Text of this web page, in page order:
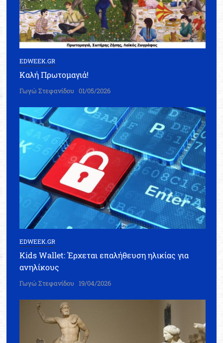
EDWEEK.GR
Καλή Πρωτομαγιά!
Γωγώ Στεφανίδου 01/05/2026
EDWEEK.GR
Kids Wallet: Έρχεται επαλήθευση ηλικίας για
ανηλίκους
Γωγώ Στεφανίδου 19/04/2026